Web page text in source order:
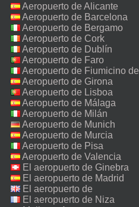
Aeropuerto de Alicante
Aeropuerto de Barcelona
Aeropuerto de Bergamo
Aeropuerto de Cork
Aeropuerto de Dublín
Aeropuerto de Faro
Aeropuerto de Fiumicino de
Roma
Aeropuerto de Girona
Aeropuerto de Lisboa
Aeropuerto de Málaga
Aeropuerto de Milán
Malpensa
Aeropuerto de Munich
Aeropuerto de Murcia
Aeropuerto de Pisa
Aeropuerto de Valencia
El aeropuerto de Ginebra
El aeropuerto de Madrid
El aeropuerto de
Manchester
El aeropuerto de Niza